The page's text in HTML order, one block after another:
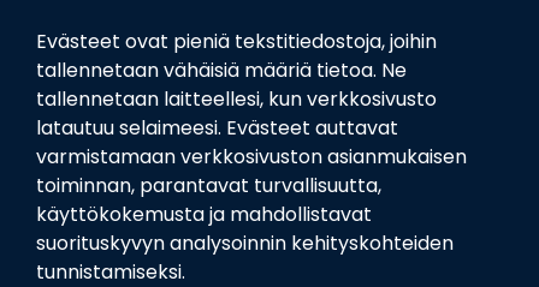
Evästeet ovat pieniä tekstitiedostoja, joihin
tallennetaan vähäisiä määriä tietoa. Ne
tallennetaan laitteellesi, kun verkkosivusto
latautuu selaimeesi. Evästeet auttavat
varmistamaan verkkosivuston asianmukaisen
toiminnan, parantavat turvallisuutta,
käyttökokemusta ja mahdollistavat
suorituskyvyn analysoinnin kehityskohteiden
tunnistamiseksi.